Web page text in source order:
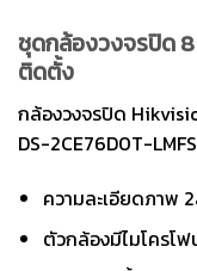
ชุดกล้องวงจรปิด
ติดตั้ง
กล้องวงจรปิด
DS-2CE76D0T-
ความละเอียดภาพ
ตัวกล้องมีไมโครโ